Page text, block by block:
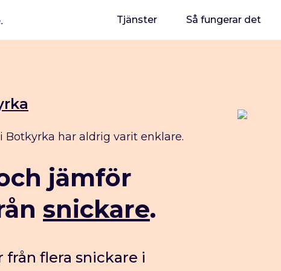
Tjänster Så fungerar det
Botkyrka har aldrig varit enklare.
jämför
snickare.
flera snickare i